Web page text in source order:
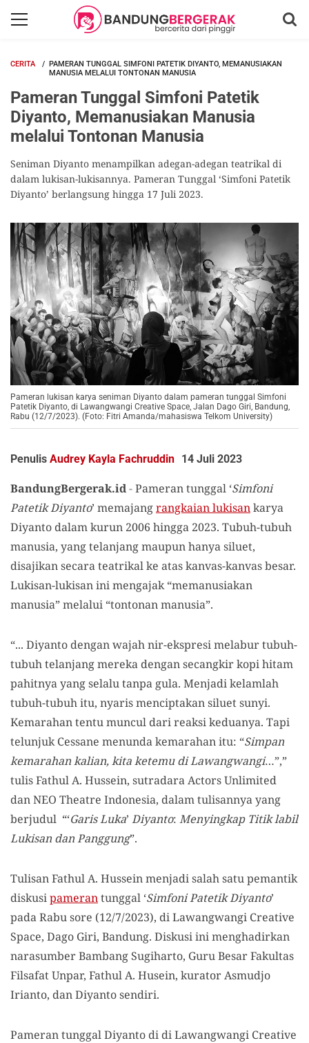
CERITA
PAMERAN TUNGGAL SIMFONI PATETIK DIYANTO, MEMANUSIAKAN
MANUSIA MELALUI TONTONAN MANUSIA
Pameran Tunggal Simfoni Patetik
Diyanto, Memanusiakan Manusia
melalui Tontonan Manusia
Seniman Diyanto menampilkan adegan-adegan teatrikal di
dalam lukisan-lukisannya. Pameran Tunggal ‘Simfoni Patetik
Diyanto’ berlangsung hingga 17 Juli 2023.
Pameran lukisan karya seniman Diyanto dalam pameran tunggal Simfoni
Patetik Diyanto, di Lawangwangi Creative Space, Jalan Dago Giri, Bandung,
Rabu (12/7/2023). (Foto: Fitri Amanda/mahasiswa Telkom University)
Penulis Audrey Kayla Fachruddin 14 Juli 2023
BandungBergerak.id-Pameran tunggal ‘Simfoni
Patetik Diyanto’ memajangrangkaian lukisankarya
Diyanto dalam kurun 2006 hingga 2023. Tubuh-tubuh
manusia, yang telanjang maupun hanya siluet,
disajikan secara teatrikal ke atas kanvas-kanvas besar.
Lukisan-lukisan ini mengajak “memanusiakan
manusia” melalui “tontonan manusia”.
“... Diyanto dengan wajah nir-ekspresi melabur tubuh-
tubuh telanjang mereka dengan secangkir kopi hitam
pahitnya yang selalu tanpa gula. Menjadi kelamlah
tubuh-tubuh itu, nyaris menciptakan siluet sunyi.
Kemarahan tentu muncul dari reaksi keduanya. Tapi
telunjuk Cessane menunda kemarahan itu: “Simpan
kemarahan kalian, kita ketemu di Lawangwangi…”,”
tulis Fathul A. Hussein, sutradara Actors Unlimited
dan NEO Theatre Indonesia, dalam tulisannya yang
berjudul “‘Garis Luka’ Diyanto: Menyingkap Titik labil
Lukisan dan Panggung”.
Tulisan Fathul A. Hussein menjadi salah satu pemantik
diskusipamerantunggal ‘Simfoni Patetik Diyanto’
pada Rabu sore (12/7/2023), di Lawangwangi Creative
Space, Dago Giri, Bandung. Diskusi ini menghadirkan
narasumber Bambang Sugiharto, Guru Besar Fakultas
Filsafat Unpar, Fathul A. Husein, kurator Asmudjo
Irianto, dan Diyanto sendiri.
Pameran tunggal Diyanto di di Lawangwangi Creative